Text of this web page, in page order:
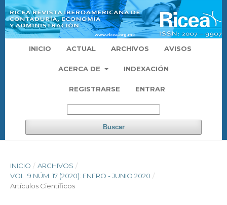
INICIO ACTUAL ARCHIVOS AVISOS
ACERCA DE INDEXACIÓN
REGISTRARSE ENTRAR
Buscar
INICIO / ARCHIVOS /
VOL. 9 NÚM. 17 (2020): ENERO - JUNIO 2020 /
Artículos Científicos